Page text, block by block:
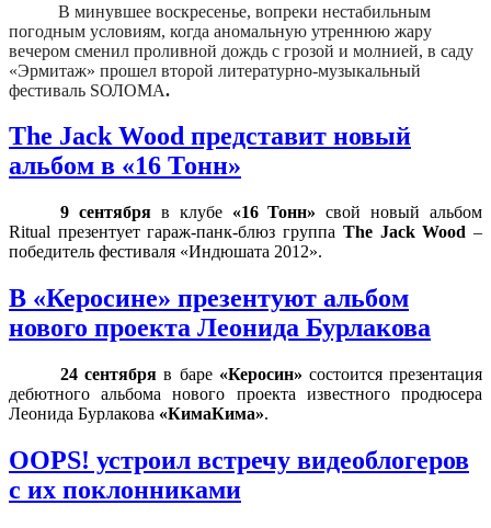
В минувшее воскресенье, вопреки нестабильным
погодным условиям, когда аномальную утреннюю жару
вечером сменил проливной дождь с грозой и молнией, в саду
«Эрмитаж» прошел второй литературно-музыкальный
фестиваль SОЛОМА.
The Jack Wood представит новый
альбом в «16 Тонн»
9 сентября в клубе «16 Тонн» свой новый альбом
Ritual презентует гараж-панк-блюз группа The Jack Wood –
победитель фестиваля «Индюшата 2012».
В «Керосине» презентуют альбом
нового проекта Леонида Бурлакова
24 сентября в баре «Керосин» состоится презентация
дебютного альбома нового проекта известного продюсера
Леонида Бурлакова «КимаКима».
OOPS! устроил встречу видеоблогеров
с их поклонниками